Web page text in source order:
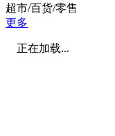
超市/百货/零售
更多
正在加载...